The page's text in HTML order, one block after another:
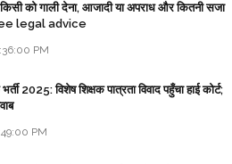
को गाली देना, आजादी या अपराध और कितनी सजा
legal advice
PM
2025: विशेष शिक्षक पात्रता विवाद पहुँचा हाई कोर्ट;
PM